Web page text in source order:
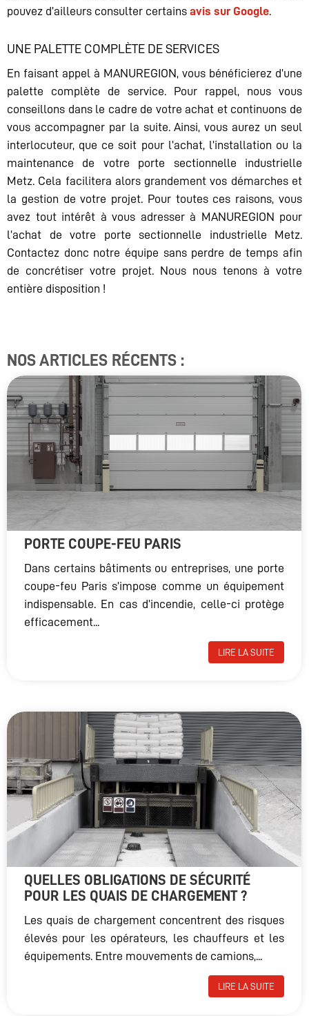
pouvez d’ailleurs consulter certains avis sur Google.
UNE PALETTE COMPLÈTE DE SERVICES
En faisant appel à MANUREGION, vous bénéficierez d’une
palette complète de service. Pour rappel, nous vous
conseillons dans le cadre de votre achat et continuons de
vous accompagner par la suite. Ainsi, vous aurez un seul
interlocuteur, que ce soit pour l’achat, l’installation ou la
maintenance de votre porte sectionnelle industrielle
Metz. Cela facilitera alors grandement vos démarches et
la gestion de votre projet. Pour toutes ces raisons, vous
avez tout intérêt à vous adresser à MANUREGION pour
l’achat de votre porte sectionnelle industrielle Metz.
Contactez donc notre équipe sans perdre de temps afin
de concrétiser votre projet. Nous nous tenons à votre
entière disposition !
NOS ARTICLES RÉCENTS :
PORTE COUPE-FEU PARIS
Dans certains bâtiments ou entreprises, une porte
coupe-feu Paris s’impose comme un équipement
indispensable. En cas d’incendie, celle-ci protège
efficacement...
LIRE LA SUITE
QUELLES OBLIGATIONS DE SÉCURITÉ
POUR LES QUAIS DE CHARGEMENT ?
Les quais de chargement concentrent des risques
élevés pour les opérateurs, les chauffeurs et les
équipements. Entre mouvements de camions,...
LIRE LA SUITE